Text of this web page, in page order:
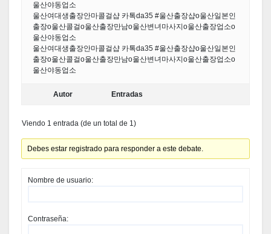
울산야동업소
울산여대생출장안마콜걸샵 카톡da35 #울산출장샵о울산일본인
출장о울산콜걸о울산출장만남о울산변녀마사지о울산출장업소о
울산야동업소
울산여대생출장안마콜걸샵 카톡da35 #울산출장샵о울산일본인
출장о울산콜걸о울산출장만남о울산변녀마사지о울산출장업소о
울산야동업소
Autor Entradas
Viendo 1 entrada (de un total de 1)
Debes estar registrado para responder a este debate.
Nombre de usuario:
Contraseña: